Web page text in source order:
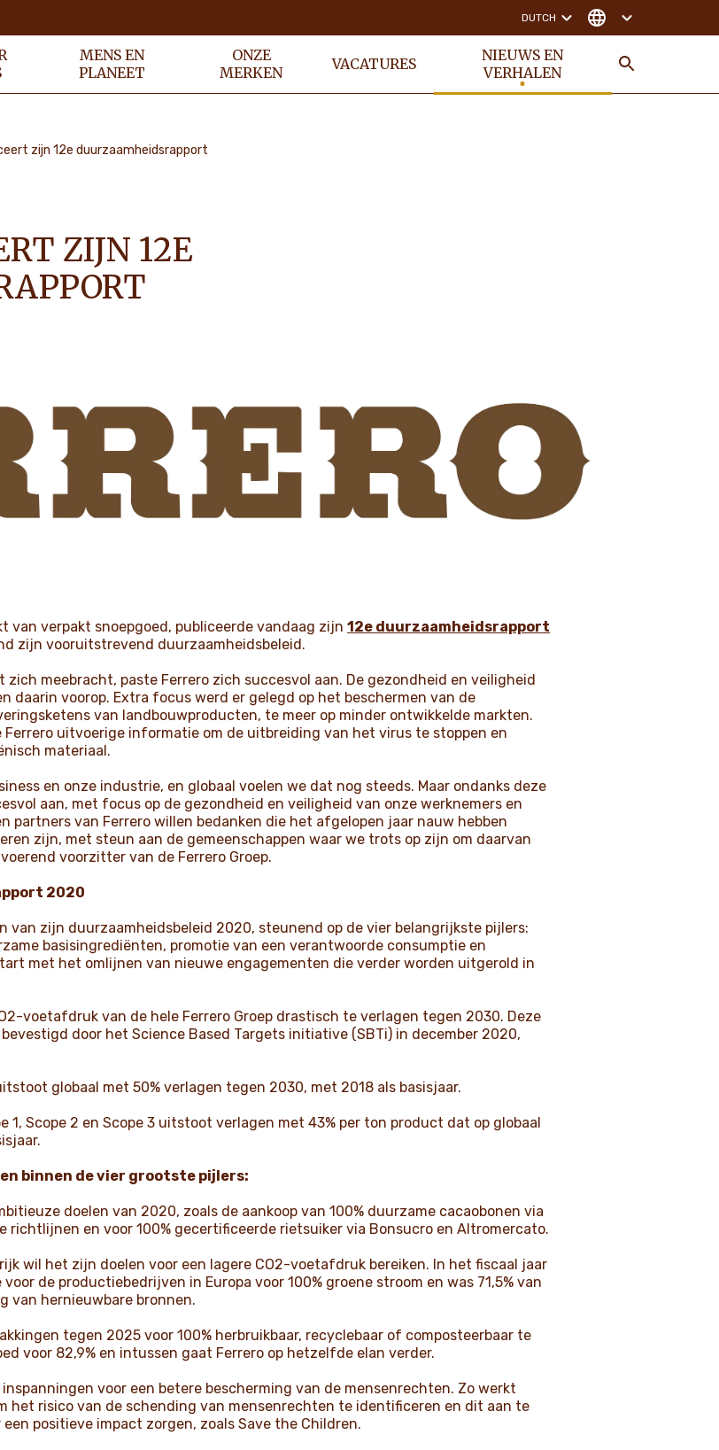
MENS EN
PLANEET
ONZE
MERKEN
VACATURES
NIEUWS EN
VERHALEN
DUTCH
zijn 12e duurzaamheidsrapport
ZIJN 12E
van verpakt snoepgoed, publiceerde vandaag zijn12e duurzaamheidsrapport
zijn vooruitstrevend duurzaamheidsbeleid.
meebracht, paste Ferrero zich succesvol aan. De gezondheid en veiligheid
daarin voorop. Extra focus werd er gelegd op het beschermen van de
van landbouwproducten, te meer op minder ontwikkelde markten.
uitvoerige informatie om de uitbreiding van het virus te stoppen en
materiaal.
en onze industrie, en globaal voelen we dat nog steeds. Maar ondanks deze
aan, met focus op de gezondheid en veiligheid van onze werknemers en
partners van Ferrero willen bedanken die het afgelopen jaar nauw hebben
zijn, met steun aan de gemeenschappen waar we trots op zijn om daarvan
voorzitter van de Ferrero Groep.
2020
van zijn duurzaamheidsbeleid 2020, steunend op de vier belangrijkste pijlers:
basisingrediënten, promotie van een verantwoorde consumptie en
met het omlijnen van nieuwe engagementen die verder worden uitgerold in
voetafdruk van de hele Ferrero Groep drastisch te verlagen tegen 2030. Deze
door het Science Based Targets initiative (SBTi) in december 2020,
globaal met 50% verlagen tegen 2030, met 2018 als basisjaar.
1, Scope 2 en Scope 3 uitstoot verlagen met 43% per ton product dat op globaal
binnen de vier grootste pijlers:
doelen van 2020, zoals de aankoop van 100% duurzame cacaobonen via
en voor 100% gecertificeerde rietsuiker via Bonsucro en Altromercato.
wil het zijn doelen voor een lagere CO2-voetafdruk bereiken. In het fiscaal jaar
de productiebedrijven in Europa voor 100% groene stroom en was 71,5% van
van hernieuwbare bronnen.
tegen 2025 voor 100% herbruikbaar, recyclebaar of composteerbaar te
voor 82,9% en intussen gaat Ferrero op hetzelfde elan verder.
voor een betere bescherming van de mensenrechten. Zo werkt
het risico van de schending van mensenrechten te identificeren en dit aan te
positieve impact zorgen, zoals Save the Children.